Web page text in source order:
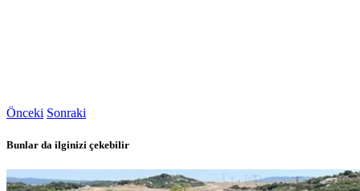
Önceki Sonraki
Bunlar da ilginizi çekebilir